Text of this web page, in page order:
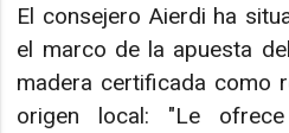
El consejero Aierdi ha
el marco de la apuesta
madera certificada como
origen local: "Le